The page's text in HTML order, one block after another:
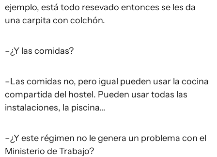
ejemplo, está todo resevado entonces se les da
una carpita con colchón.
–¿Y las comidas?
–Las comidas no, pero igual pueden usar la cocina
compartida del hostel. Pueden usar todas las
instalaciones, la piscina...
–¿Y este régimen no le genera un problema con el
Ministerio de Trabajo?